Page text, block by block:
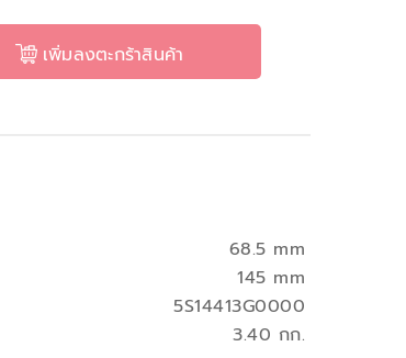
เพิ่มลงตะกร้าสินค้า
68.5 mm
145 mm
5S14413G0000
3.40 กก.